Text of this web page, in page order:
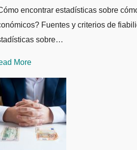
encontrar estadísticas sobre
Fuentes y criterios de
sobre…
More